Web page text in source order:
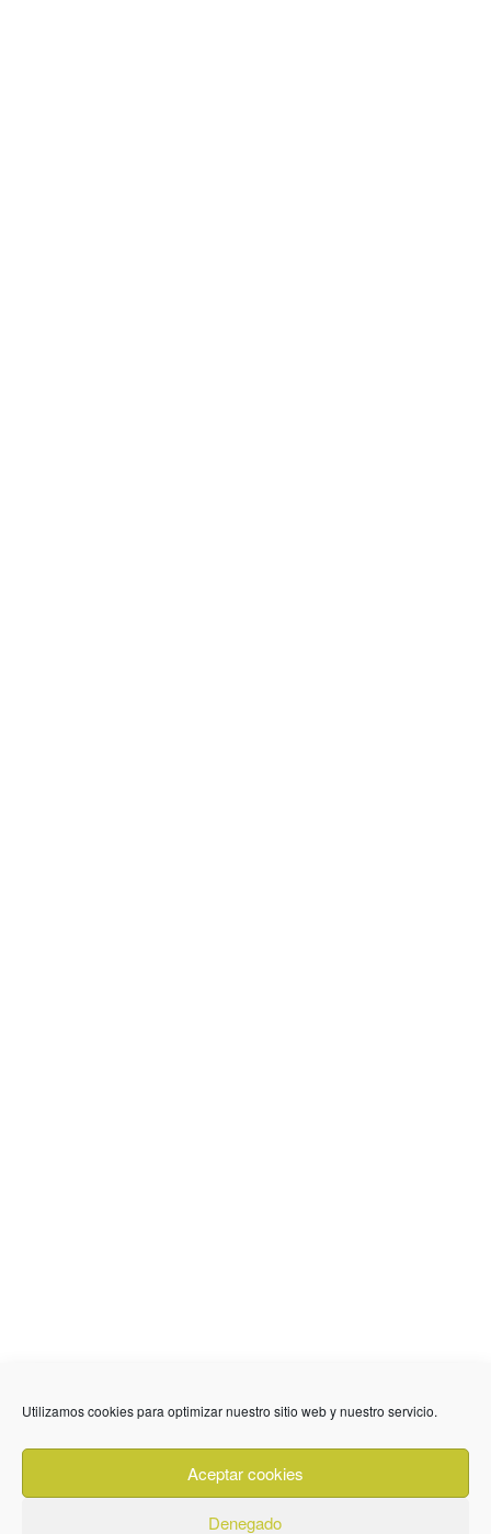
Utilizamos cookies para optimizar nuestro sitio web y nuestro servicio.
Aceptar cookies
Denegado
636 01 61 85
Fuente Palmera
info @ fuentepalmerainformacion.es
Privacidad Aviso legal
Cookies